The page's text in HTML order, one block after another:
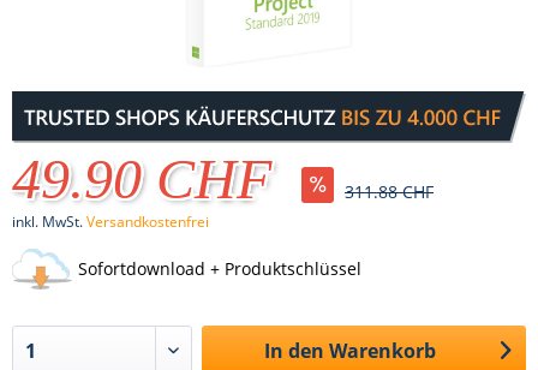
49.90 CHF 311.88 CHF
inkl. MwSt.Versandkostenfrei
Sofortdownload + Produktschlüssel
In den Warenkorb